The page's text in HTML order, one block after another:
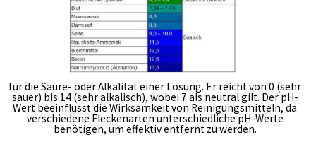
für die Säure- oder Alkalität einer Lösung. Er reicht von 0 (sehr
sauer) bis 14 (sehr alkalisch), wobei 7 als neutral gilt. Der pH-
Wert beeinflusst die Wirksamkeit von Reinigungsmitteln, da
verschiedene Fleckenarten unterschiedliche pH-Werte
benötigen, um effektiv entfernt zu werden.